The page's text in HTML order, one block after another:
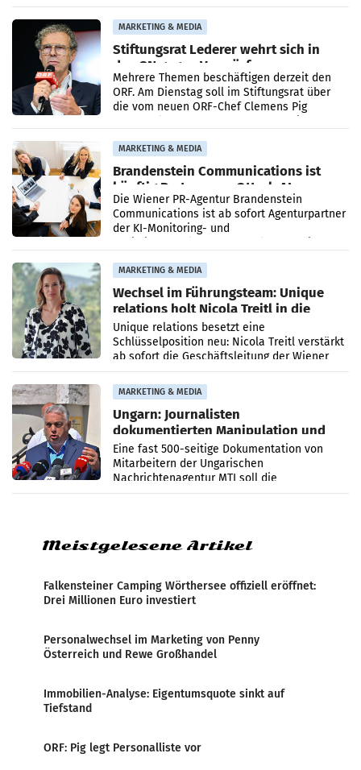
Ergebnis gegenüber Juli 2025 mehr als
verdoppelte (+102
MARKETING & MEDIA
Stiftungsrat Lederer wehrt sich in
den SN gegen Vorwürfe
Mehrere Themen beschäftigen derzeit den
ORF. Am Dienstag soll im Stiftungsrat über
die vom neuen ORF-Chef Clemens Pig
MARKETING & MEDIA
Brandenstein Communications ist
künftig Partner von OtterlyAI
Die Wiener PR-Agentur Brandenstein
Communications ist ab sofort Agenturpartner
der KI-Monitoring- und
MARKETING & MEDIA
Wechsel im Führungsteam: Unique
relations holt Nicola Treitl in die
Geschäftsleitung
Unique relations besetzt eine
Schlüsselposition neu: Nicola Treitl verstärkt
ab sofort die Geschäftsleitung der Wiener
PR-Agentur an der Seite von Josef Kalina und
Anna Kalina-Mahr.
MARKETING & MEDIA
Ungarn: Journalisten
dokumentierten Manipulation und
Zensur
Eine fast 500-seitige Dokumentation von
Mitarbeitern der Ungarischen
Nachrichtenagentur MTI soll die
systematische Nachrichten-Manipulation und
Meistgelesene Artikel
Falkensteiner Camping Wörthersee offiziell eröffnet:
Drei Millionen Euro investiert
Personalwechsel im Marketing von Penny
Österreich und Rewe Großhandel
Immobilien-Analyse: Eigentumsquote sinkt auf
Tiefstand
ORF: Pig legt Personalliste vor